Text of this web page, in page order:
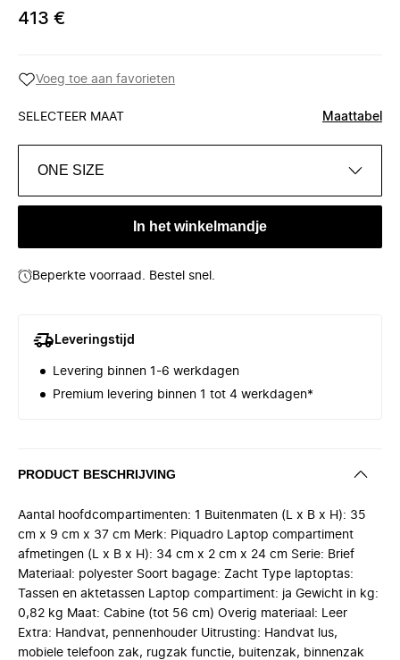
413 €
Voeg toe aan favorieten
SELECTEER MAAT Maattabel
ONE SIZE
In het winkelmandje
Beperkte voorraad. Bestel snel.
Leveringstijd
Levering binnen 1-6 werkdagen
Premium levering binnen 1 tot 4 werkdagen*
PRODUCT BESCHRIJVING
Aantal hoofdcompartimenten: 1 Buitenmaten (L x B x H): 35
cm x 9 cm x 37 cm Merk: Piquadro Laptop compartiment
afmetingen (L x B x H): 34 cm x 2 cm x 24 cm Serie: Brief
Materiaal: polyester Soort bagage: Zacht Type laptoptas:
Tassen en aktetassen Laptop compartiment: ja Gewicht in kg:
0,82 kg Maat: Cabine (tot 56 cm) Overig materiaal: Leer
Extra: Handvat, pennenhouder Uitrusting: Handvat lus,
mobiele telefoon zak, rugzak functie, buitenzak, binnenzak